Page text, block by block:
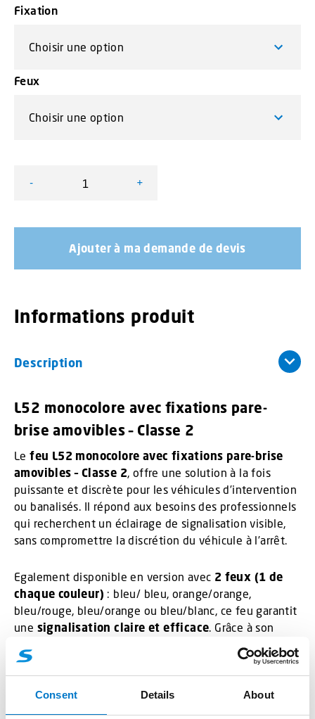
Consent Details About
Fixation
Feux
-
quantité de L52 monocolores avec fixations pare-brise
+
Ajouter à ma demande de devis
Informations produit
Description
L52 monocolore avec fixations pare-
brise amovibles – Classe 2
Lefeu L52 monocolore avec fixations pare-brise
amovibles – Classe 2, offre une solution à la fois
puissante et discrète pour les véhicules d’intervention
ou banalisés. Il répond aux besoins des professionnels
qui recherchent un éclairage de signalisation visible,
sans compromettre la discrétion du véhicule à l’arrêt.
Egalement disponible en version avec 2 feux (1 de
chaque couleur) : bleu/ bleu, orange/orange,
bleu/rouge, bleu/orange ou bleu/blanc, ce feu garantit
une signalisation claire et efficace. Grâce à son
, il offre une intensité
lumineuse renforcée, parfaitement adaptée aux
situations exigeant une visibilité accrue.
LeL52se fixe directement sur le pare-brise à l’aide de